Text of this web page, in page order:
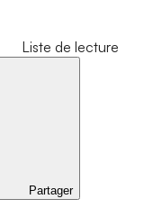
Liste de lecture
Partager